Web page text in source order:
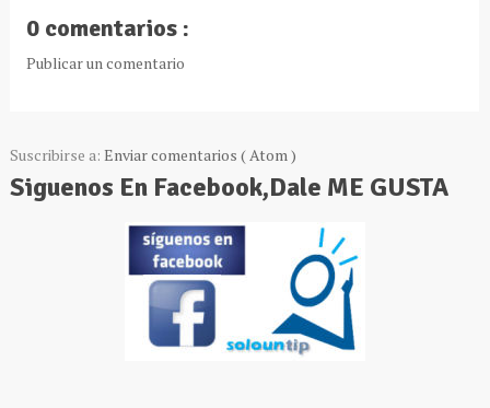
0 comentarios :
Publicar un comentario
Suscribirse a: Enviar comentarios ( Atom )
Siguenos En Facebook,Dale ME GUSTA